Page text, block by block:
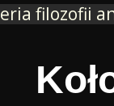
filozofii